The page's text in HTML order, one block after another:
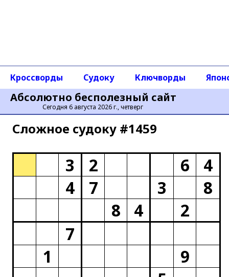
Абсолютно бесполезный сайт
Сегодня 6 августа 2026 г., четверг
Кроссворды Судоку Ключворды
Сложное cудоку #1459
3 2 6
4
4
7 3
8
8
4
2
7
1
9